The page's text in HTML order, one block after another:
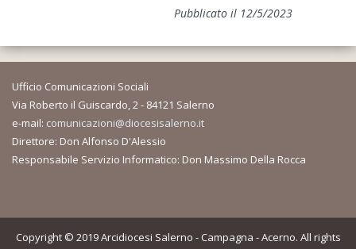
Pubblicato il 12/5/2023
Ufficio Comunicazioni Sociali
Via Roberto il Guiscardo, 2 - 84121 Salerno
e-mail: comunicazioni@diocesisalerno.it
Direttore: Don Alfonso D'Alessio
Responsabile Servizio Informatico: Don Massimo Della Rocca
Copyright © 2019 Arcidiocesi Salerno - Campagna - Acerno. All rights